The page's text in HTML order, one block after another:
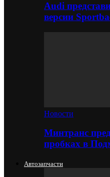
Audi
версии
Новости
Минтранс
пробках в
Автозапчасти